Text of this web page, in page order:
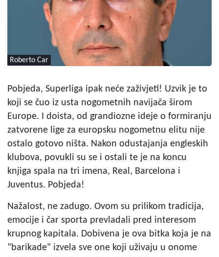
Roberto Car
Pobjeda, Superliga ipak neće zaživjeti! Uzvik je to
koji se čuo iz usta nogometnih navijača širom
Europe. I doista, od grandiozne ideje o formiranju
zatvorene lige za europsku nogometnu elitu nije
ostalo gotovo ništa. Nakon odustajanja engleskih
klubova, povukli su se i ostali te je na koncu
knjiga spala na tri imena, Real, Barcelona i
Juventus. Pobjeda!
Nažalost, ne zadugo. Ovom su prilikom tradicija,
emocije i čar sporta prevladali pred interesom
krupnog kapitala. Dobivena je ova bitka koja je na
"barikade" izvela sve one koji uživaju u onome